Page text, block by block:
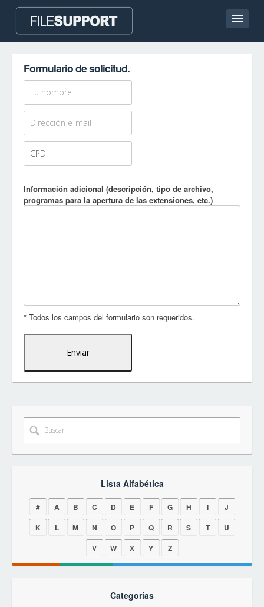
Contacto
Language
AÑADE LA EXTENSIÓN DE ARCHIVO
Formulario de solicitud.
Información adicional (descripción, tipo de archivo,
programas para la apertura de las extensiones, etc.)
* Todos los campos del formulario son requeridos.
Lista Alfabética
# A B C D E F G H I
J
K
L M N O P Q R S T
U
V
W X Y Z
Categorías